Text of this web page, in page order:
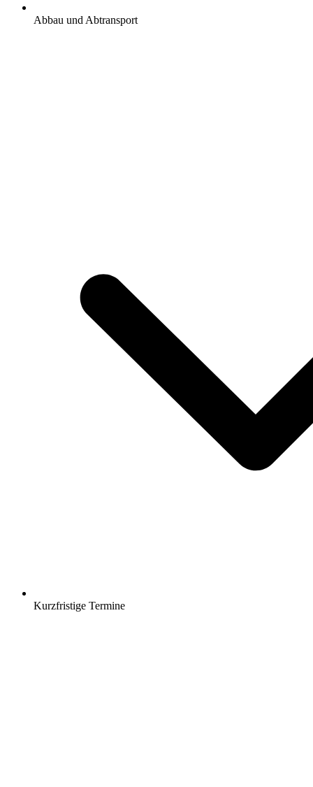
Abbau und Abtransport
Kurzfristige Termine